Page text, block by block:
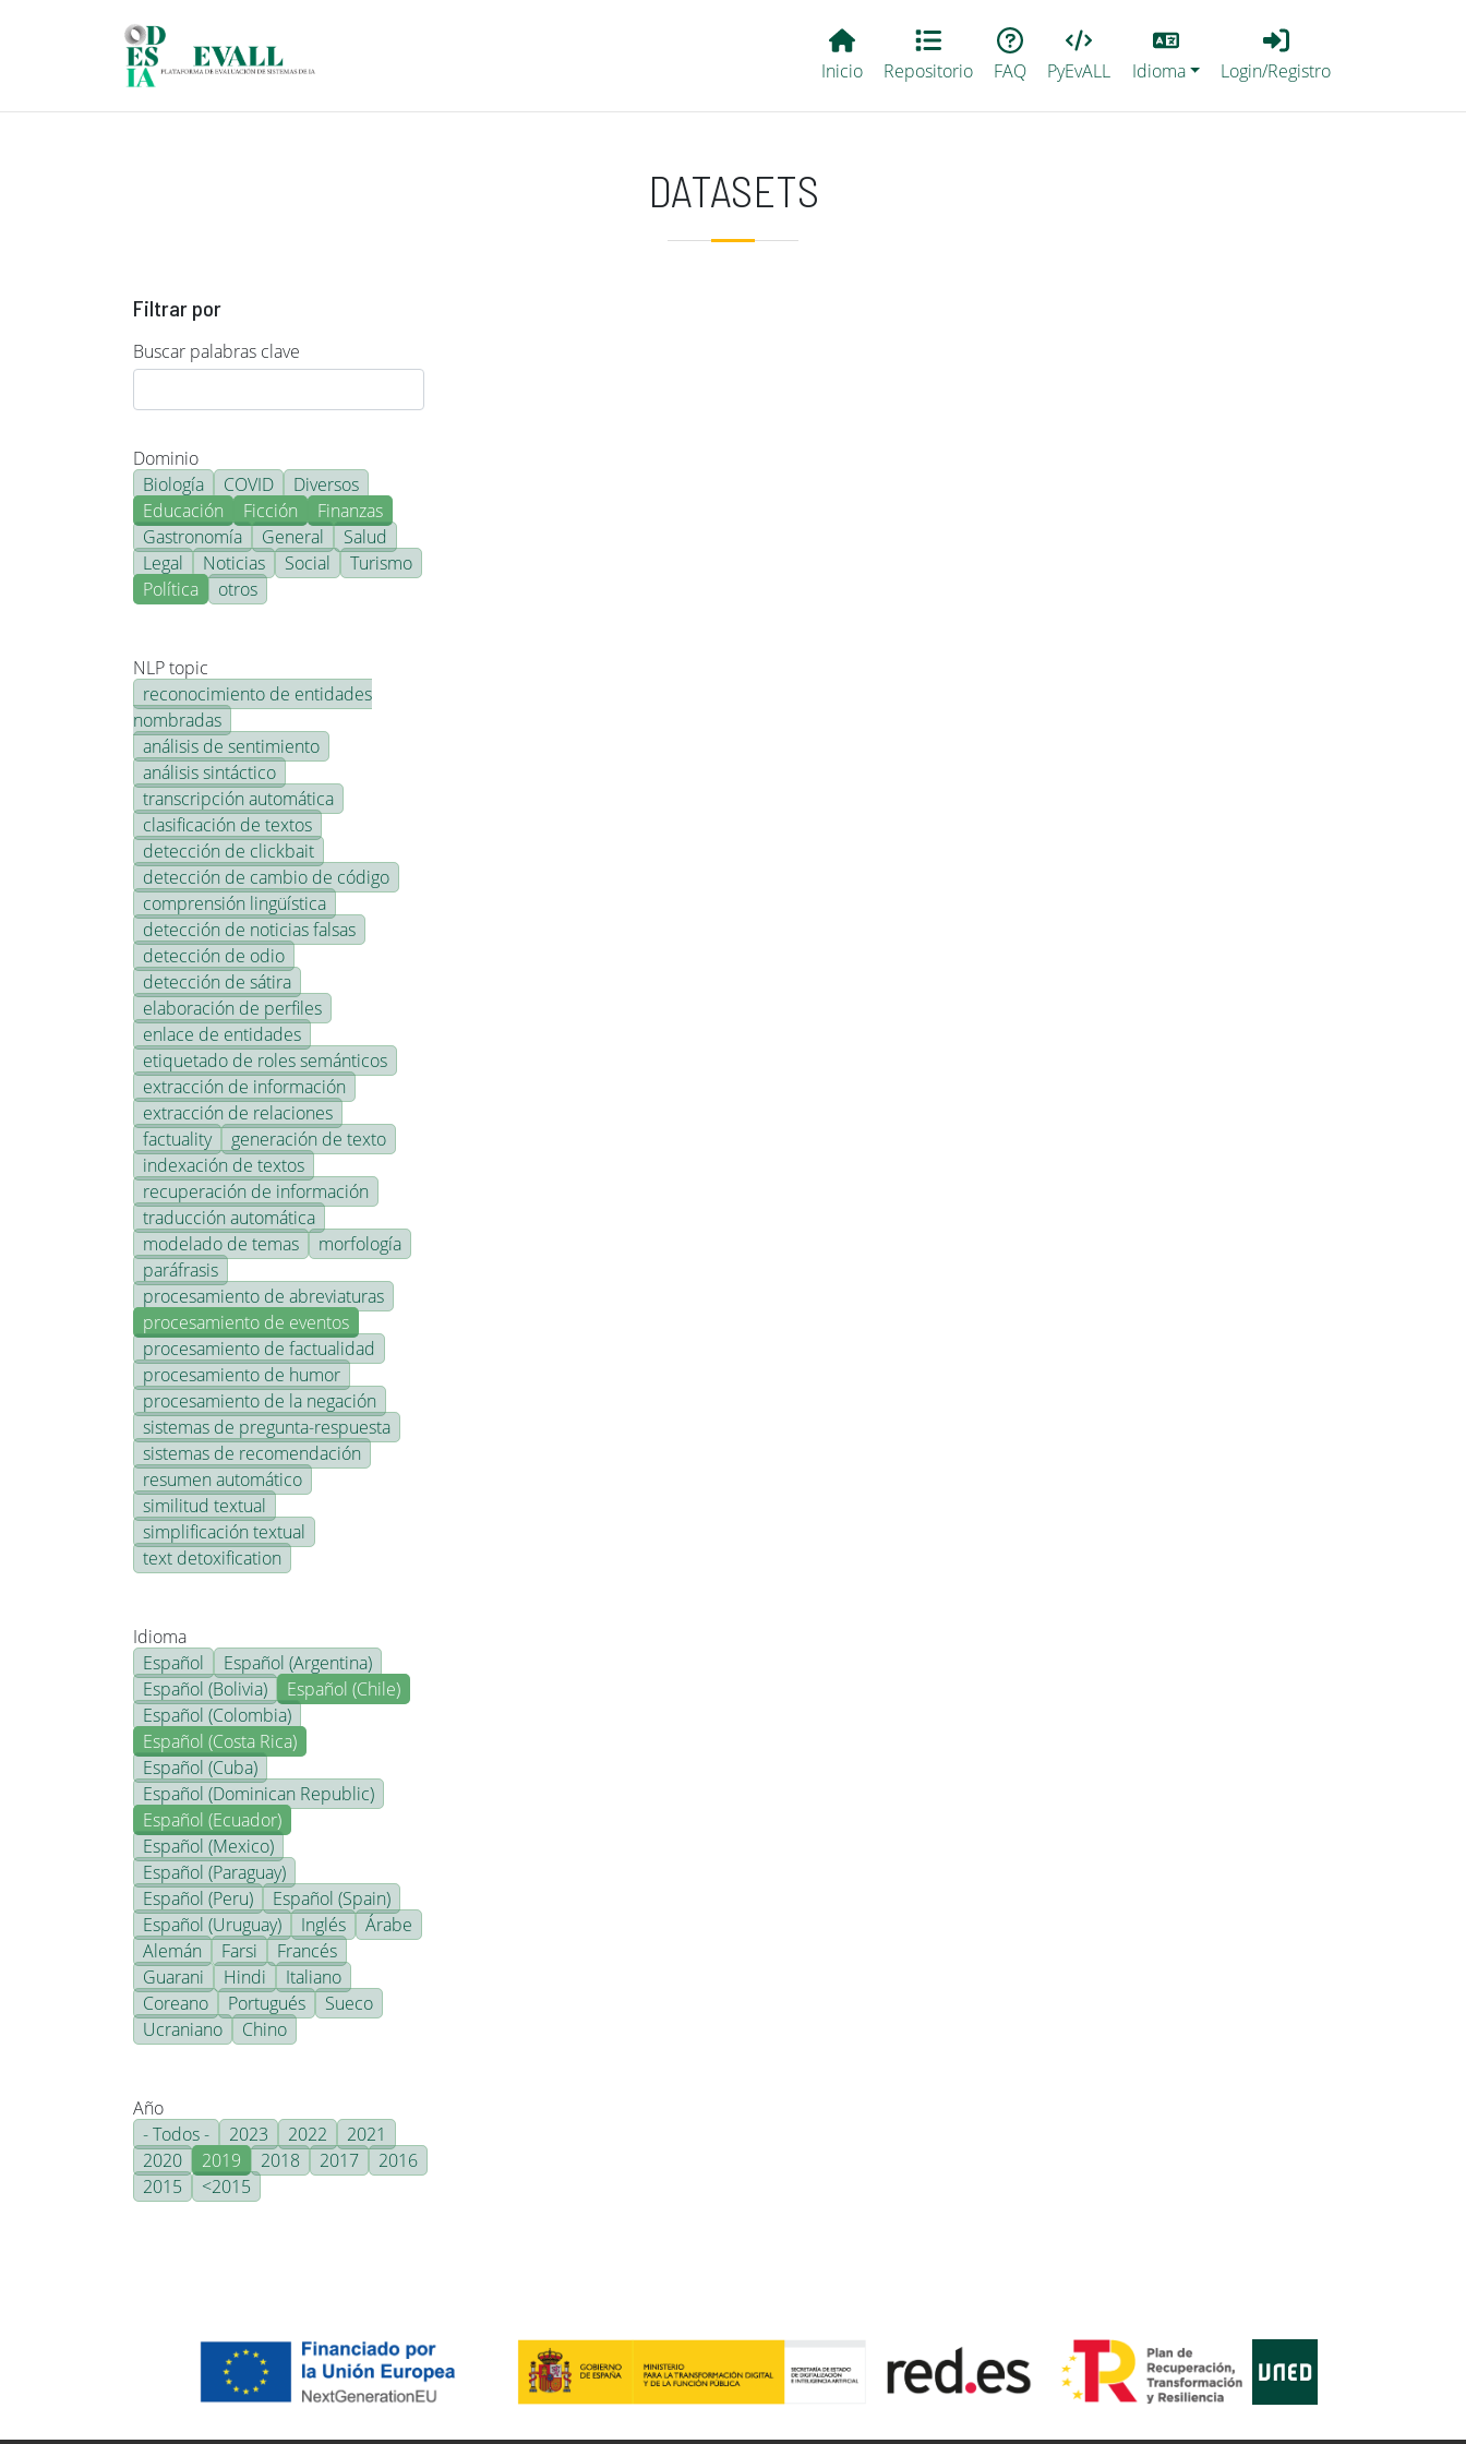
Main EvALL
Inicio Repositorio FAQ PyEvALL
Lang
Idioma
Login_Registro
Login/Registro
DATASETS
Filtrar por
Buscar palabras clave
Dominio
Biología
COVID
Diversos
Educación
Ficción
Finanzas
Gastronomía
General
Salud
Legal
Noticias Social
Turismo
Política
otros
NLP topic
reconocimiento de entidades
nombradas
análisis de sentimiento
análisis sintáctico
transcripción automática
clasificación de textos
detección de clickbait
detección de cambio de código
comprensión lingüística
detección de noticias falsas
detección de odio
detección de sátira
elaboración de perfiles
enlace de entidades
etiquetado de roles semánticos
extracción de información
extracción de relaciones
factuality
generación de texto
indexación de textos
recuperación de información
traducción automática
modelado de temas
morfología
paráfrasis
procesamiento de abreviaturas
procesamiento de eventos
procesamiento de factualidad
procesamiento de humor
procesamiento de la negación
sistemas de pregunta-respuesta
sistemas de recomendación
resumen automático
similitud textual
simplificación textual
text detoxification
Idioma
Español
Español (Argentina)
Español (Bolivia)
Español (Chile)
Español (Colombia)
Español (Costa Rica)
Español (Cuba)
Español (Dominican Republic)
Español (Ecuador)
Español (Mexico)
Español (Paraguay)
Español (Peru)
Español (Spain)
Español (Uruguay)
Inglés
Árabe
Alemán
Farsi
Francés
Guarani
Hindi
Italiano
Coreano
Portugués
Sueco
Ucraniano
Chino
Año
- Todos -
2023 2022
2021
2020
2019 2018 2017
2016
2015
<2015